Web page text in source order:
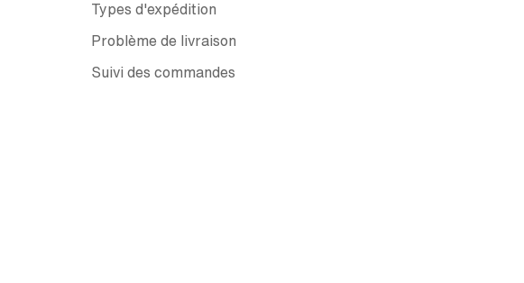
Types d'expédition
Problème de livraison
Suivi des commandes